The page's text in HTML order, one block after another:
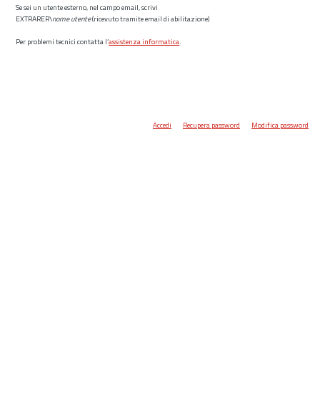
Se sei un utente esterno, nel campo email, scrivi
EXTRARER\nome utente(ricevuto tramite email di abilitazione)
Per problemi tecnici contatta l’assistenza informatica.
Accedi Recupera password Modifica password